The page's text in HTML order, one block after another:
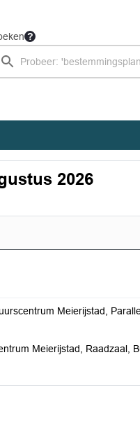
2026
Meierijstad,
Meierijstad, Raadzaal,